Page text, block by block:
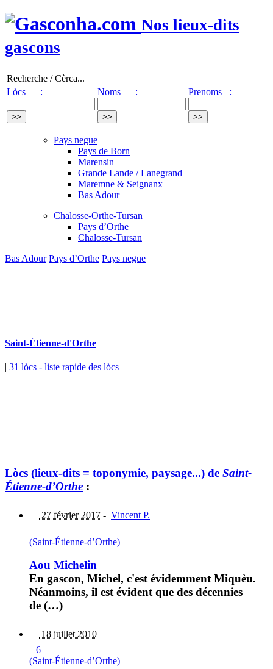
Nos lieux-dits
gascons
Recherche / Cèrca...
Lòcs :
Noms : Prenoms :
Pays negue
Pays de Born
Marensin
Grande Lande / Lanegrand
Maremne & Seignanx
Bas Adour
Chalosse-Orthe-Tursan
Pays d’Orthe
Chalosse-Tursan
Bas Adour Pays d’Orthe Pays negue
Saint-Étienne-d'Orthe
| 31 lòcs - liste rapide des lòcs
Lòcs (lieux-dits = toponymie, paysage...) de Saint-
Étienne-d’Orthe :
27 février 2017 - Vincent P.
(Saint-Étienne-d’Orthe)
Aou Michelin
En gascon, Michel, c'est évidemment Miquèu.
Néanmoins, il est évident que des décennies
de (…)
18 juillet 2010
| 6
(Saint-Étienne-d’Orthe)